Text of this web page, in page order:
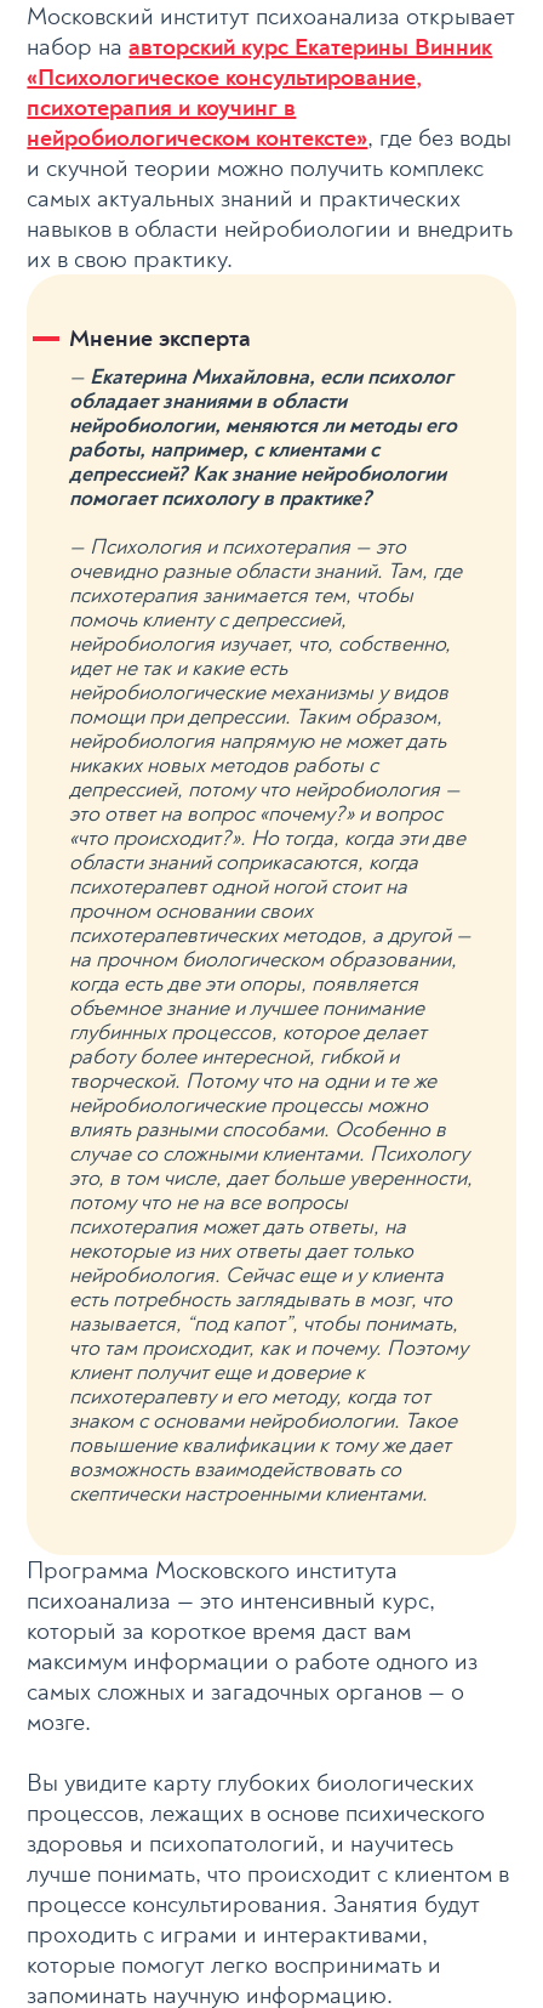
Московский институт психоанализа открывает
набор наавторский курс Екатерины Винник
«Психологическое консультирование,
психотерапия и коучинг в
нейробиологическом контексте», где без воды
и скучной теории можно получить комплекс
самых актуальных знаний и практических
навыков в области нейробиологии и внедрить
их в свою практику.
Мнение эксперта
— Екатерина Михайловна, если психолог
обладает знаниями в области
нейробиологии, меняются ли методы его
работы, например, с клиентами с
депрессией? Как знание нейробиологии
помогает психологу в практике?
— Психология и психотерапия — это
очевидно разные области знаний. Там, где
психотерапия занимается тем, чтобы
помочь клиенту с депрессией,
нейробиология изучает, что, собственно,
идет не так и какие есть
нейробиологические механизмы у видов
помощи при депрессии. Таким образом,
нейробиология напрямую не может дать
никаких новых методов работы с
депрессией, потому что нейробиология —
это ответ на вопрос «почему?» и вопрос
«что происходит?». Но тогда, когда эти две
области знаний соприкасаются, когда
психотерапевт одной ногой стоит на
прочном основании своих
психотерапевтических методов, а другой —
на прочном биологическом образовании,
когда есть две эти опоры, появляется
объемное знание и лучшее понимание
глубинных процессов, которое делает
работу более интересной, гибкой и
творческой. Потому что на одни и те же
нейробиологические процессы можно
влиять разными способами. Особенно в
случае со сложными клиентами. Психологу
это, в том числе, дает больше уверенности,
потому что не на все вопросы
психотерапия может дать ответы, на
некоторые из них ответы дает только
нейробиология. Сейчас еще и у клиента
есть потребность заглядывать в мозг, что
называется, “под капот”, чтобы понимать,
что там происходит, как и почему. Поэтому
клиент получит еще и доверие к
психотерапевту и его методу, когда тот
знаком с основами нейробиологии. Такое
повышение квалификации к тому же дает
возможность взаимодействовать со
скептически настроенными клиентами.
Программа Московского института
психоанализа — это интенсивный курс,
который за короткое время даст вам
максимум информации о работе одного из
самых сложных и загадочных органов — о
мозге.
Вы увидите карту глубоких биологических
процессов, лежащих в основе психического
здоровья и психопатологий, и научитесь
лучше понимать, что происходит с клиентом в
процессе консультирования. Занятия будут
проходить с играми и интерактивами,
которые помогут легко воспринимать и
запоминать научную информацию.